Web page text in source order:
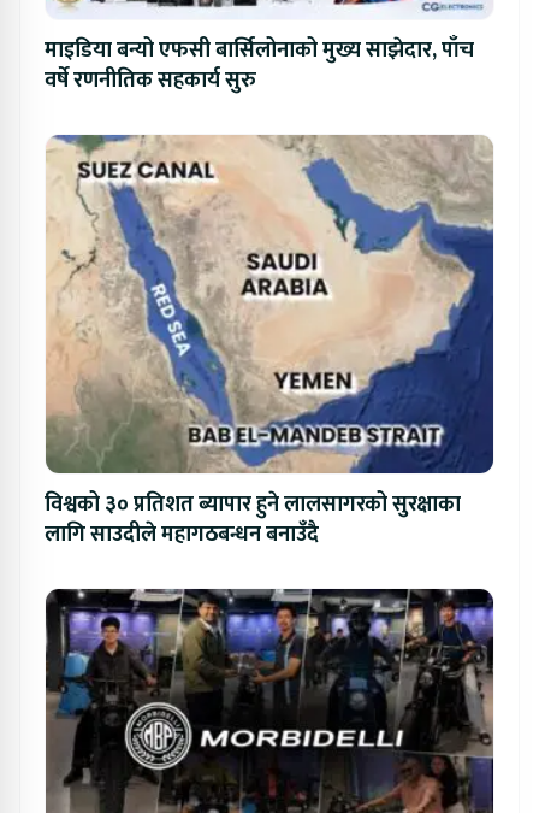
माइडिया बन्यो एफसी बार्सिलोनाको मुख्य साझेदार, पाँच
वर्षे रणनीतिक सहकार्य सुरु
विश्वको ३० प्रतिशत ब्यापार हुने लालसागरको सुरक्षाका
लागि साउदीले महागठबन्धन बनाउँदै